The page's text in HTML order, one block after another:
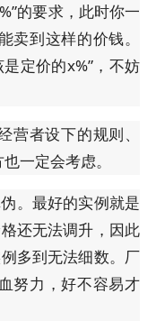
的要求，此时你一
卖到这样的价钱。
定价的x%”，不妨
营者设下的规则、
一定会考虑。
。最好的实例就是
还无法调升，因此
多到无法细数。厂
努力，好不容易才